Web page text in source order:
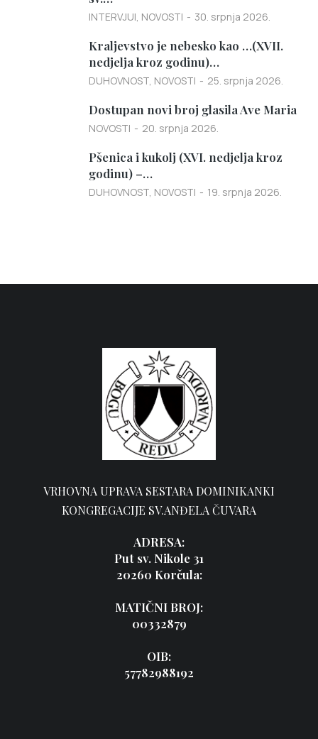
INTERVJUI, NOVOSTI 30. srpnja 2026.
Kraljevstvo je nebesko kao …(XVII.
nedjelja kroz godinu)…
DUHOVNOST, NOVOSTI 25. srpnja 2026.
Dostupan novi broj glasila Ave Maria
NOVOSTI 20. srpnja 2026.
Pšenica i kukolj (XVI. nedjelja kroz
godinu) –…
DUHOVNOST, NOVOSTI 19. srpnja 2026.
VRHOVNA UPRAVA SESTARA DOMINIKANKI
KONGREGACIJE SV.ANĐELA ČUVARA
ADRESA:
Put sv. Nikole 31
20260 Korčula:
MATIČNI BROJ:
00332879
OIB:
57782988192